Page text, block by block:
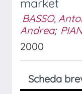
market
BASSO,
Andrea;
2000
Scheda